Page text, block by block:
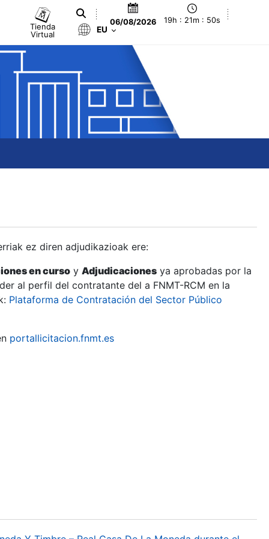
Tienda
Virtual
06/08/2026 19h : 21m : 51s
EU
ez diren adjudikazioak ere:
en curso y Adjudicaciones ya aprobadas por la
al perfil del contratante del a FNMT-RCM en la
Plataforma de Contratación del Sector Público
portallicitacion.fnmt.es